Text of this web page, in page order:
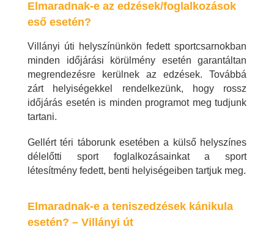
Elmaradnak-e az edzések/foglalkozások
eső esetén?
Villányi úti helyszínünkön fedett sportcsarnokban
minden időjárási körülmény esetén garantáltan
megrendezésre kerülnek az edzések. Továbbá
zárt helyiségekkel rendelkezünk, hogy rossz
időjárás esetén is minden programot meg tudjunk
tartani.
Gellért téri táborunk esetében a külső helyszínes
délelőtti sport foglalkozásainkat a sport
létesítmény fedett, benti helyiségeiben tartjuk meg.
Elmaradnak-e a teniszedzések kánikula
esetén? – Villányi út